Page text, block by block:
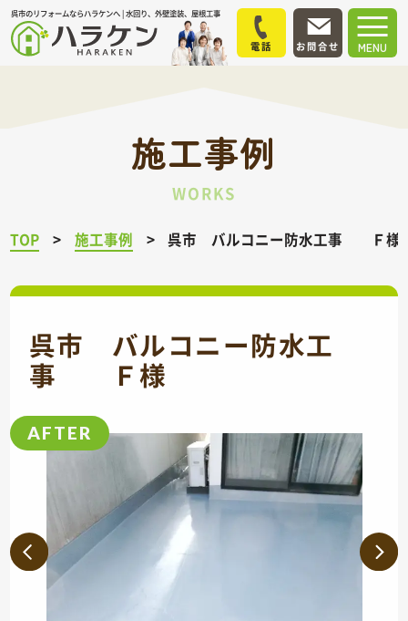
呉市のリフォームならハラケンへ | 水回り、外壁塗装、屋根工事
MENU
電話 お問合せ
施工事例
WORKS
TOP 施工事例 呉市 バルコニー防水工事 Ｆ様
呉市 バルコニー防水工
事 Ｆ様